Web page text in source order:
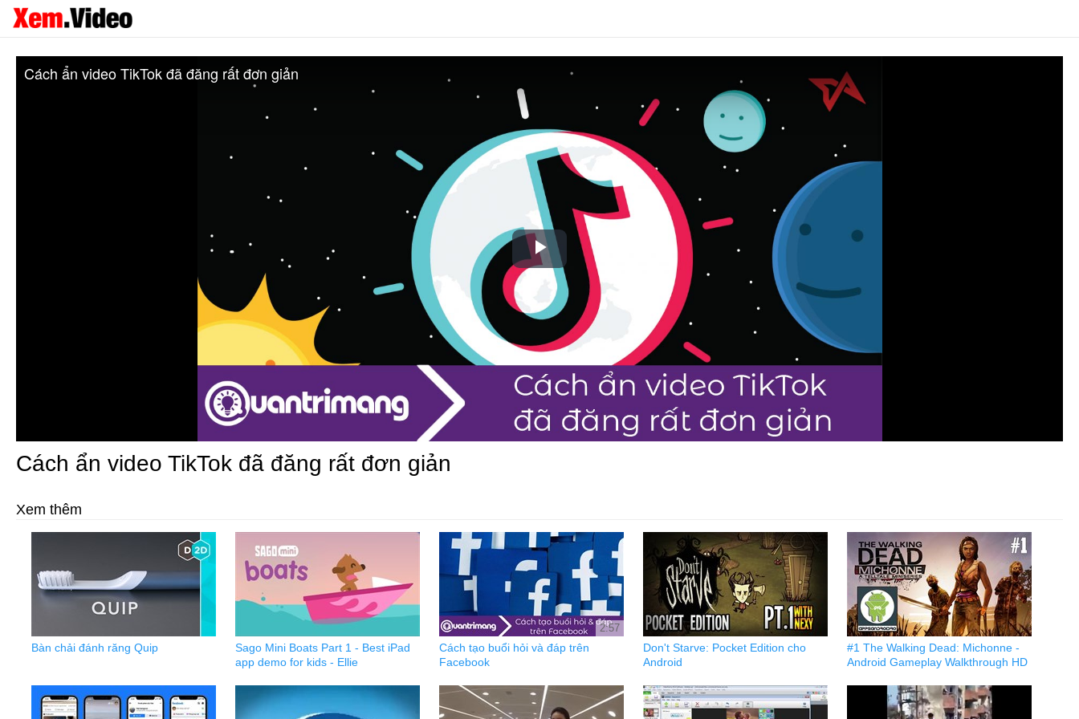
Play
Video
Cách ẩn video TikTok đã đăng rất đơn giản
Cách ẩn video TikTok đã đăng rất đơn giản
Xem thêm
Bàn chải đánh răng Quip
Sago Mini Boats Part 1 - Best iPad
app demo for kids - Ellie
2:57
Cách tạo buổi hỏi và đáp trên
Facebook
Don't Starve: Pocket Edition cho
Android
#1 The Walking Dead: Michonne -
Android Gameplay Walkthrough HD